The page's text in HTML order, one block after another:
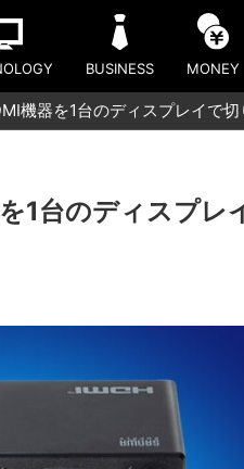
BUSINESS MONEY
機器を1台のディスプレイで
1台のディスプレ